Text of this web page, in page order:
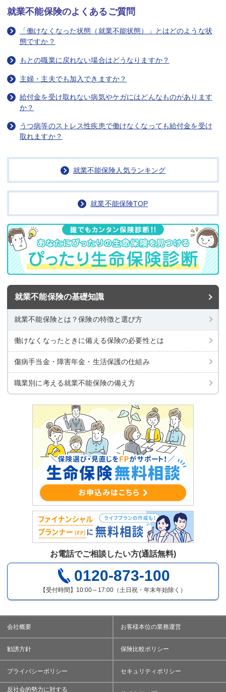
就業不能保険のよくあるご質問
「働けなくなった状態（就業不能状態）」とはどのような状
態ですか？
もとの職業に戻れない場合はどうなりますか？
主婦・主夫でも加入できますか？
給付金を受け取れない病気やケガにはどんなものがあります
か？
うつ病等のストレス性疾患で働けなくなっても給付金を受け
取れますか？
就業不能保険人気ランキング
就業不能保険TOP
就業不能保険の基礎知識
就業不能保険とは？保険の特徴と選び方
働けなくなったときに備える保険の必要性とは
傷病手当金・障害年金・生活保護の仕組み
職業別に考える就業不能保険の備え方
お電話でご相談したい方(通話無料)
0120-873-100
【受付時間】10:00～17:00（土日祝・年末年始除く）
会社概要 お客様本位の業務運営
勧誘方針 保険比較ポリシー
プライバシーポリシー セキュリティポリシー
反社会的勢力に対する